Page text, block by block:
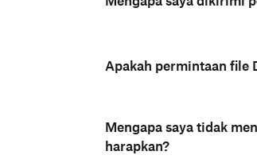
Apakah permintaan file
Mengapa saya tidak
harapkan?